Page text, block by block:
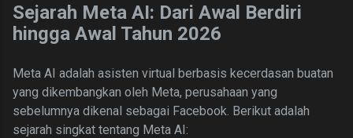
Sejarah Meta AI: Dari Awal Berdiri
hingga Awal Tahun 2026
Meta AI adalah asisten virtual berbasis kecerdasan buatan
yang dikembangkan oleh Meta, perusahaan yang
sebelumnya dikenal sebagai Facebook. Berikut adalah
sejarah singkat tentang Meta AI: